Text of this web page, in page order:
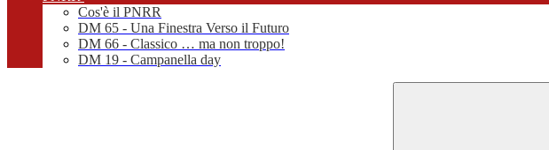
Cos'è il PNRR
DM 65 - Una Finestra Verso il Futuro
DM 66 - Classico … ma non troppo!
DM 19 - Campanella day